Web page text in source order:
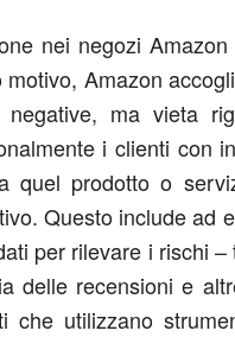
nei negozi
Amazon
ma vieta
i clienti con
quel prodotto o
Questo include ad
per rilevare i rischi –
delle recensioni e
che utilizzano